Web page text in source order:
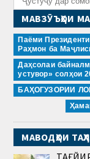
МАВЗӮЪҲОИ
Паёми
Раҳмон ба
Даҳсолаи
устувор» солҳои
БАҲОГУЗОРИИ
МАВОДҲОИ